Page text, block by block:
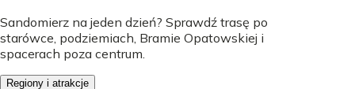
Sandomierz na jeden dzień? Sprawdź trasę po
starówce, podziemiach, Bramie Opatowskiej i
spacerach poza centrum.
Regiony i atrakcje